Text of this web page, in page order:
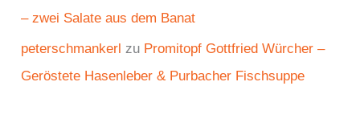
– zwei Salate aus dem Banat
peterschmankerl zu Promitopf Gottfried Würcher –
Geröstete Hasenleber & Purbacher Fischsuppe